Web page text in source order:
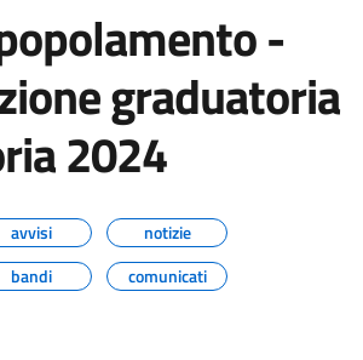
-
graduatoria
2024
avvisi
notizie
bandi comunicati